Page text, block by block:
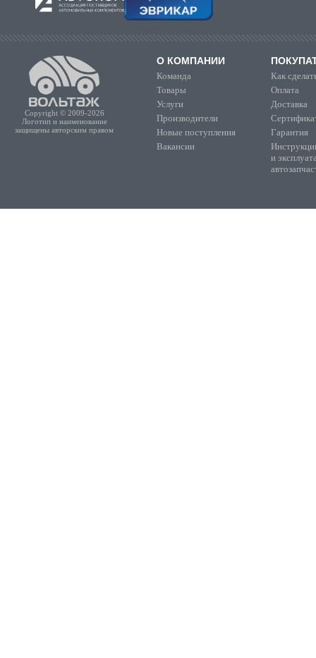
Copyright © 2009-2026
Логотип и наименование
защищены авторским правом
О КОМПАНИИ
Команда
Товары
Услуги
Производители
Новые поступления
Вакансии
Как
Оплата
Доставка
Гарантия
и